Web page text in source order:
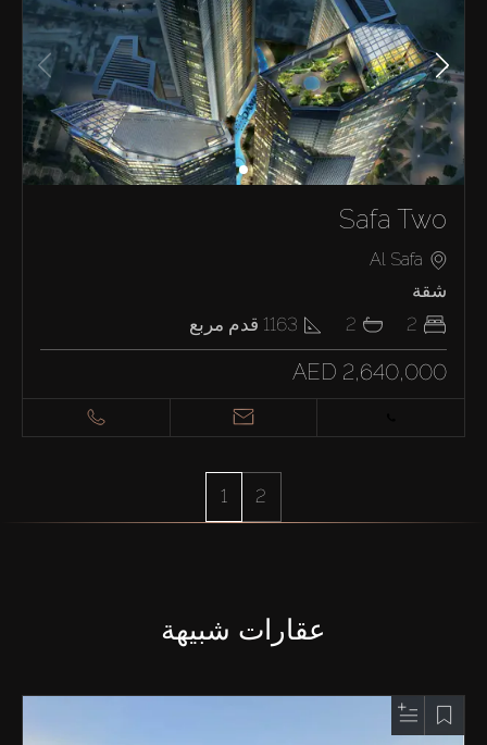
Safa Two
Al Safa
شقة
2
2
1163 قدم مربع
AED 2,640,000
1 2
عقارات شبيهة